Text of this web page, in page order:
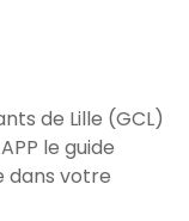
de Lille (GCL)
le guide
dans votre